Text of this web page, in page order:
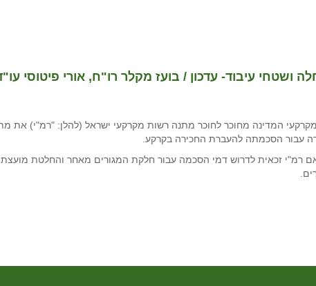
ושטחי עיבוד- עדכון / בועז מקלר רו"ח, אורי פיטוסי
המדינה מחוכר לחוכר מתנה רשות מקרקעי ישראל (להלן: "רמ"י)
עבור הסכמתה להעברת החכירה בקרקע.
רמ"י זכאית לדרוש דמי הסכמה עבור חלקת המגורים מאחר והחלטת מועצת